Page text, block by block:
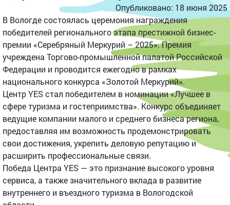
Опубликовано: 18 июня 2025
В Вологде состоялась церемония награждения
победителей регионального этапа престижной бизнес-
премии «Серебряный Меркурий – 2025». Премия
учреждена Торгово-промышленной палатой Российской
Федерации и проводится ежегодно в рамках
национального конкурса «Золотой Меркурий».
Центр YES стал победителем в номинации «Лучшее в
сфере туризма и гостеприимства». Конкурс объединяет
ведущие компании малого и среднего бизнеса региона,
предоставляя им возможность продемонстрировать
свои достижения, укрепить деловую репутацию и
расширить профессиональные связи.
Победа Центра YES — это признание высокого уровня
сервиса, а также значительного вклада в развитие
внутреннего и въездного туризма в Вологодской